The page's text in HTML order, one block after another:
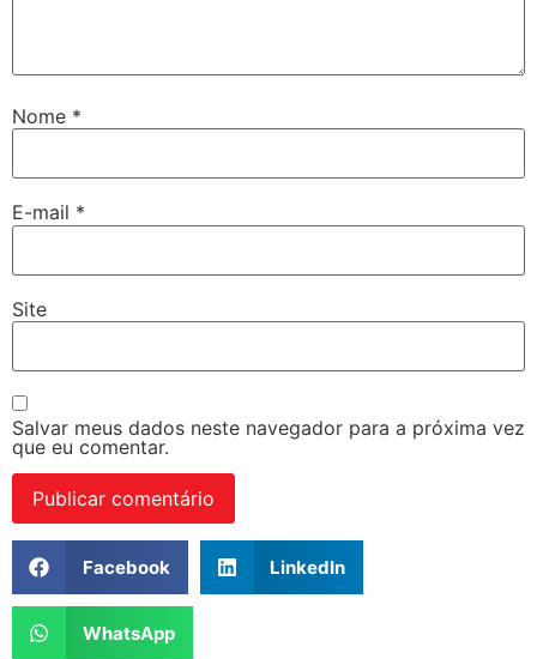
Nome *
E-mail *
Site
Salvar meus dados neste navegador para a próxima vez
que eu comentar.
Facebook LinkedIn
WhatsApp